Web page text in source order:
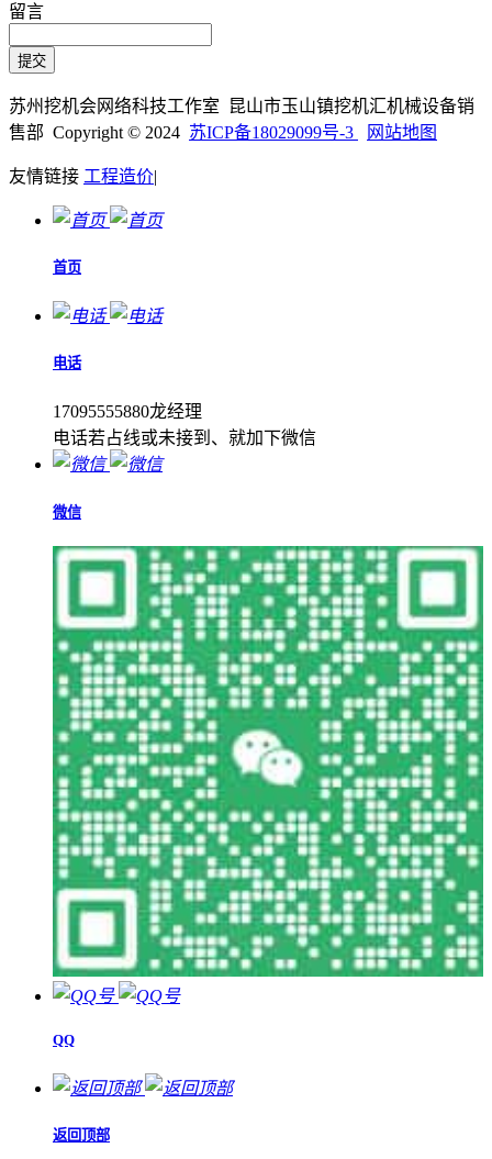
留言
苏州挖机会网络科技工作室 昆山市玉山镇挖机汇机械设备销
售部 Copyright © 2024 苏ICP备18029099号-3 网站地图
友情链接 工程造价|
首页
电话
17095555880龙经理
电话若占线或未接到、就加下微信
微信
QQ
返回顶部